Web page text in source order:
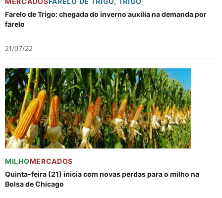
Farelo de Trigo: chegada do inverno auxilia na demanda por
farelo
21/07/22
MILHOMERCADOS
Quinta-feira (21) inicia com novas perdas para o milho na
Bolsa de Chicago